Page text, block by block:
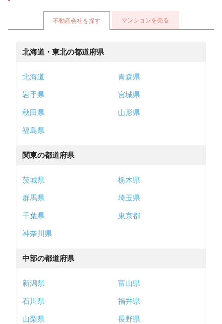
不動産会社を探す マンションを売る
北海道・東北の都道府県
北海道
青森県
岩手県
宮城県
秋田県
山形県
福島県
関東の都道府県
茨城県
栃木県
群馬県
埼玉県
千葉県
東京都
神奈川県
中部の都道府県
新潟県
富山県
石川県
福井県
山梨県
長野県